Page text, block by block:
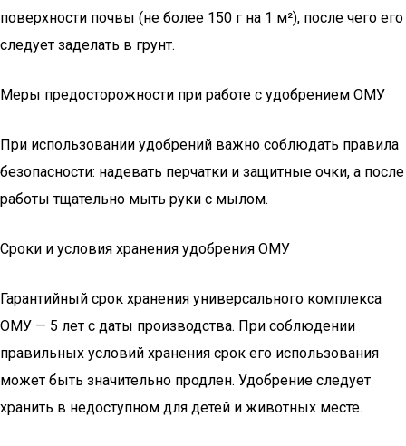
поверхности почвы (не более 150 г на 1 м²), после чего его
следует заделать в грунт.
Меры предосторожности при работе с удобрением ОМУ
При использовании удобрений важно соблюдать правила
безопасности: надевать перчатки и защитные очки, а после
работы тщательно мыть руки с мылом.
Сроки и условия хранения удобрения ОМУ
Гарантийный срок хранения универсального комплекса
ОМУ — 5 лет с даты производства. При соблюдении
правильных условий хранения срок его использования
может быть значительно продлен. Удобрение следует
хранить в недоступном для детей и животных месте.